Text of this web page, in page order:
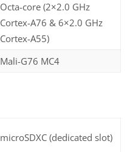
Octa-core (2×2.0 GHz
Cortex-A76 & 6×2.0 GHz
Cortex-A55)
Mali-G76 MC4
microSDXC (dedicated slot)